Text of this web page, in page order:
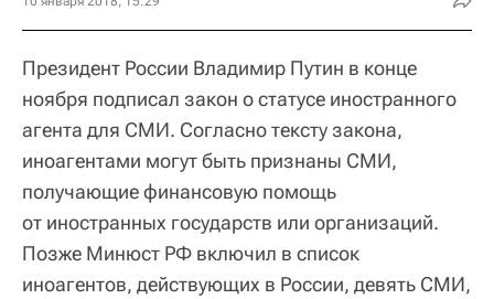
Президент России Владимир Путин в конце
ноября подписал закон о статусе иностранного
агента для СМИ. Согласно тексту закона,
иноагентами могут быть признаны СМИ,
получающие финансовую помощь
от иностранных государств или организаций.
Позже Минюст РФ включил в список
иноагентов, действующих в России, девять СМИ,